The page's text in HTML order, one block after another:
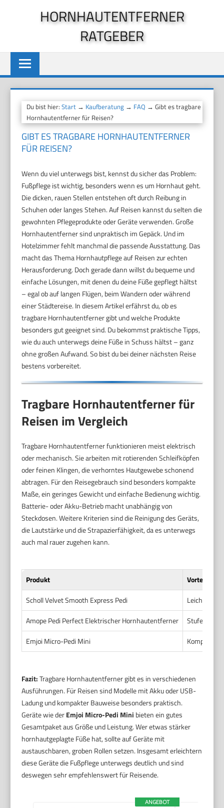
HORNHAUTENTFERNER
RATGEBER
Du bist hier:Start → Kaufberatung → FAQ → Gibt es tragbare
Hornhautentferner für Reisen?
GIBT ES TRAGBARE HORNHAUTENTFERNER
FÜR REISEN?
Wenn du viel unterwegs bist, kennst du sicher das Problem:
Fußpflege ist wichtig, besonders wenn es um Hornhaut geht.
Die dicken, rauen Stellen entstehen oft durch Reibung in
Schuhen oder langes Stehen. Auf Reisen kannst du selten die
gewohnten Pflegeprodukte oder Geräte verwenden. Große
Hornhautentferner sind unpraktisch im Gepäck. Und im
Hotelzimmer fehlt manchmal die passende Ausstattung. Das
macht das Thema Hornhautpflege auf Reisen zur echten
Herausforderung. Doch gerade dann willst du bequeme und
einfache Lösungen, mit denen du deine Füße gepflegt hältst
– egal ob auf langen Flügen, beim Wandern oder während
einer Städtereise. In diesem Artikel erfährst du, ob es
tragbare Hornhautentferner gibt und welche Produkte
besonders gut geeignet sind. Du bekommst praktische Tipps,
wie du auch unterwegs deine Füße in Schuss hältst – ganz
ohne großen Aufwand. So bist du bei deiner nächsten Reise
bestens vorbereitet.
Tragbare Hornhautentferner für
Reisen im Vergleich
Tragbare Hornhautentferner funktionieren meist elektrisch
oder mechanisch. Sie arbeiten mit rotierenden Schleifköpfen
oder feinen Klingen, die verhorntes Hautgewebe schonend
abtragen. Für den Reisegebrauch sind besonders kompakte
Maße, ein geringes Gewicht und einfache Bedienung wichtig.
Batterie- oder Akku-Betrieb macht unabhängig von
Steckdosen. Weitere Kriterien sind die Reinigung des Geräts,
die Lautstärke und die Strapazierfähigkeit, da es unterwegs
auch mal rauer zugehen kann.
Produkt
Vorteile
Scholl Velvet Smooth Express Pedi
Leicht,
Amope Pedi Perfect Elektrischer Hornhautentferner
Stufenlos
Emjoi Micro-Pedi Mini
Kompakt,
Fazit:Tragbare Hornhautentferner gibt es in verschiedenen
Ausführungen. Für Reisen sind Modelle mit Akku oder USB-
Ladung und kompakter Bauweise besonders praktisch.
Geräte wie derEmjoi Micro-Pedi Mini bieten ein gutes
Gesamtpaket aus Größe und Leistung. Wer etwas stärker
hornhautgeplagte Füße hat, sollte auf Geräte mit
austauschbaren, groben Rollen setzen. Insgesamt erleichtern
diese Geräte die Fußpflege unterwegs deutlich und sind
deswegen sehr empfehlenswert für Reisende.
ANGEBOT